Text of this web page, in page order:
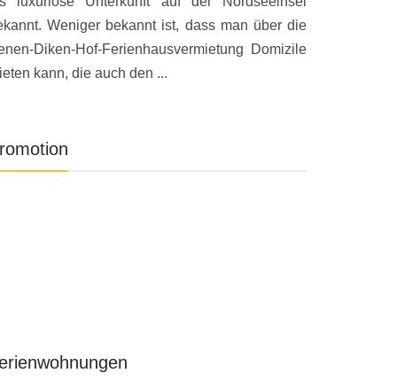
Weniger bekannt ist, dass man über die
Diken-Hof-Ferienhausvermietung Domizile
kann, die auch den ...